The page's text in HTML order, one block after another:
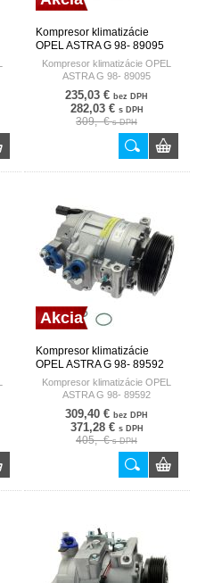
Kompresor klimatizácie
OPEL ASTRA G 98- 89095
NISSENS DENMARK
Kompresor klimatizácie OPEL
ASTRA G 98- 89095
235,03 € bez DPH
282,03 € s DPH
309,- €s DPH
Akcia
Kompresor klimatizácie
OPEL ASTRA G 98- 89592
NISSENS DENMARK
Kompresor klimatizácie OPEL
ASTRA G 98- 89592
309,40 € bez DPH
371,28 € s DPH
405,- €s DPH